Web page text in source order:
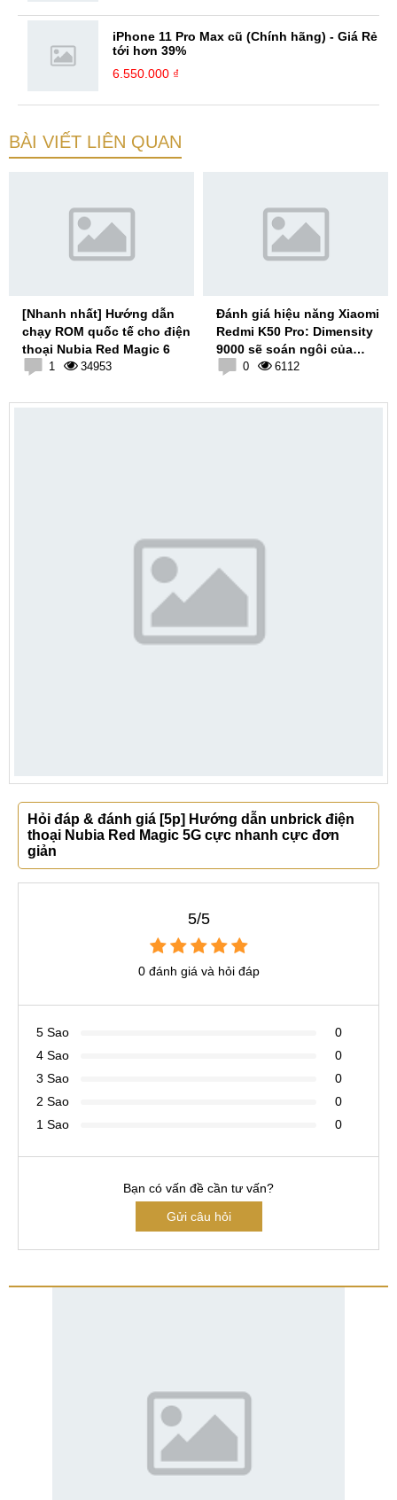
iPhone 11 Pro Max cũ (Chính hãng) - Giá Rẻ
tới hơn 39%
6.550.000 ₫
BÀI VIẾT LIÊN QUAN
[Nhanh nhất] Hướng dẫn
chạy ROM quốc tế cho điện
thoại Nubia Red Magic 6
1 34953
Đánh giá hiệu năng Xiaomi
Redmi K50 Pro: Dimensity
9000 sẽ soán ngôi của
Snapdragon 8 Gen 1?
0 6112
Hỏi đáp & đánh giá [5p] Hướng dẫn unbrick điện
thoại Nubia Red Magic 5G cực nhanh cực đơn
giản
5/5
0 đánh giá và hỏi đáp
5 Sao
0
4 Sao
0
3 Sao
0
2 Sao
0
1 Sao
0
Bạn có vấn đề cần tư vấn?
Gửi câu hỏi